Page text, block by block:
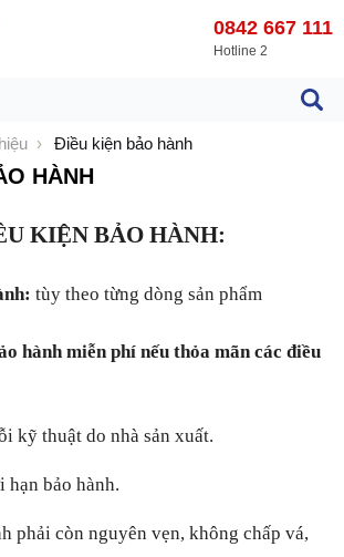
0842 667 111
Hotline 2
Điều kiện bảo hành
HÀNH
KIỆN BẢO HÀNH:
tùy theo từng dòng sản phẩm
hành miễn phí nếu thỏa mãn các điều
kỹ thuật do nhà sản xuất.
hạn bảo hành.
phải còn nguyên vẹn, không chấp vá,